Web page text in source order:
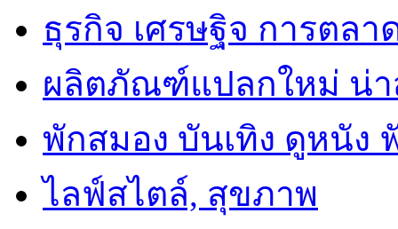
ธุรกิจ เศรษฐิจ การตลา
ผลิตภัณฑ์แปลกใหม่ น่า
พักสมอง บันเทิง ดูหนัง
ไลฟ์สไตล์, สุขภาพ